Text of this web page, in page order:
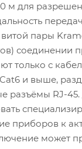
м для
пары
соединении
только с
Cat6 и выше,
разъёмы RJ-
приборов к
может